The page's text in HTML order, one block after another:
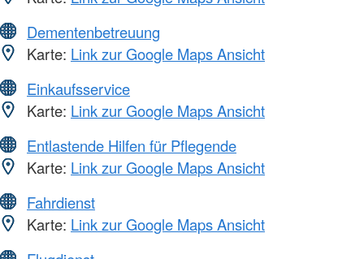
Dementenbetreuung
Karte: Link zur Google Maps Ansicht
Einkaufsservice
Karte: Link zur Google Maps Ansicht
Entlastende Hilfen für Pflegende
Karte: Link zur Google Maps Ansicht
Fahrdienst
Karte: Link zur Google Maps Ansicht